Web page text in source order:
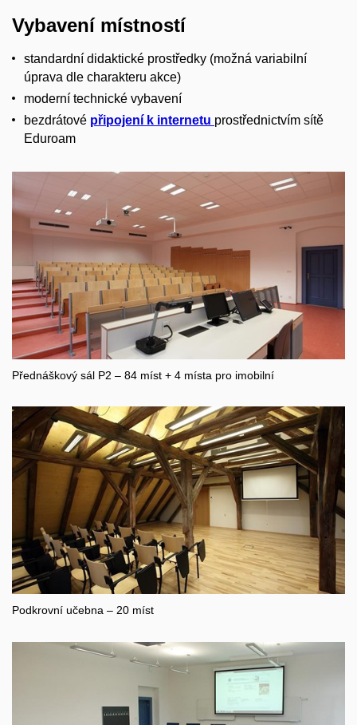
Vybavení místností
standardní didaktické prostředky (možná variabilní
úprava dle charakteru akce)
moderní technické vybavení
bezdrátové připojení k internetu prostřednictvím sítě
Eduroam
Přednáškový sál P2 – 84 míst + 4 místa pro imobilní
Podkrovní učebna – 20 míst